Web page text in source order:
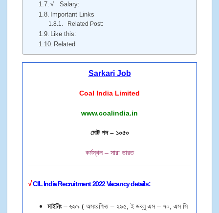
√ Salary:
Important Links
Related Post:
Like this:
Related
Sarkari Job
Coal India Limited
www.coalindia.in
মোট পদ – ১০৫০
কর্মস্থল – সারা ভারত
√CIL India Recruitment 2022 Vacancy details:
মাইনিং– ৬৯৯ ( অসংরক্ষিত – ২৯৫, ই ডব্লু এস – ৭০, এস সি